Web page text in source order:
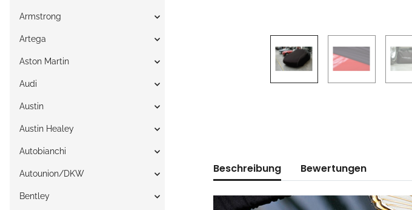
Beschreibung Bewertungen
Armstrong
Artega
Aston Martin
Audi
Austin
Austin Healey
Autobianchi
Autounion/DKW
Bentley